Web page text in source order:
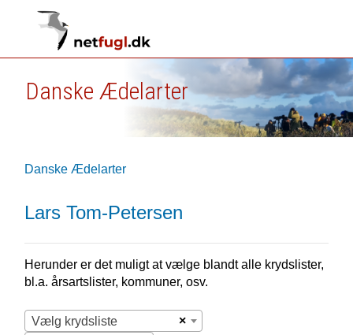
Danske Ædelarter
Danske Ædelarter
Lars Tom-Petersen
Herunder er det muligt at vælge blandt alle krydslister,
bl.a. årsartslister, kommuner, osv.
×
Vælg krydsliste